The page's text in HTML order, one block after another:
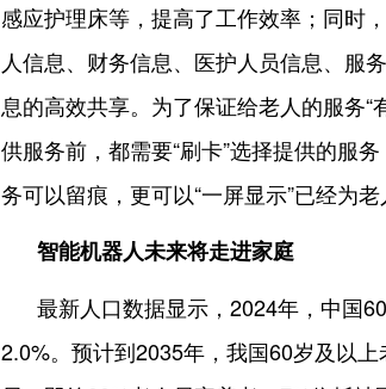
感应护理床等，提高了工作效率；同时
人信息、财务信息、医护人员信息、服
息的高效共享。为了保证给老人的服务
供服务前，都需要“刷卡”选择提供的服
务可以留痕，更可以“一屏显示”已经为老
智能机器人未来将走进家庭
最新人口数据显示，2024年，中国
2.0%。预计到2035年，我国60岁及以